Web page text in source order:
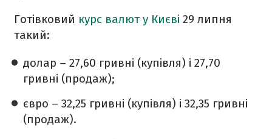
Готівковий курс валют у Києві 29 липня
такий:
долар – 27,60 гривні (купівля) і 27,70
гривні (продаж);
євро – 32,25 гривні (купівля) і 32,35 гривні
(продаж).